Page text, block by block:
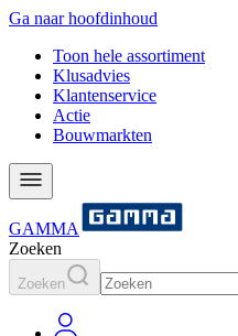
Ga naar hoofdinhoud
Toon hele assortiment
Klusadvies
Klantenservice
Actie
Bouwmarkten
GAMMA
Zoeken
Zoeken